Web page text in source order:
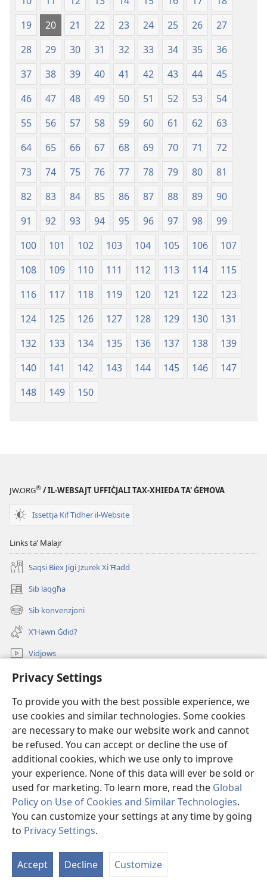
Privacy Settings
To provide you with the best possible experience, we
use cookies and similar technologies. Some cookies
are necessary to make our website work and cannot
be refused. You can accept or decline the use of
additional cookies, which we use only to improve
your experience. None of this data will ever be sold or
used for marketing. To learn more, read the Global
Policy on Use of Cookies and Similar Technologies.
You can customize your settings at any time by going
to Privacy Settings.
Accept Decline Customize
Iskrittura
Mqaddsa
(Reviżjoni
tal-
2013)
Iskrittura
Mqaddsa
(Reviżjoni
tal-
2013)
19
20 21 22 23 24 25 26
27
28
29 30 31 32 33 34 35
36
37
38 39 40 41 42 43 44
45
46
47 48 49 50 51 52 53
54
55
56 57 58 59 60 61 62
63
64
65 66 67 68 69 70 71
72
73
74 75 76 77 78 79 80
81
82
83 84 85 86 87 88 89
90
91
92 93 94 95 96 97 98
99
100
101 102 103 104 105 106
107
108
109 110 111 112 113 114
115
116
117 118 119 120 121 122
123
124
125 126 127 128 129 130
131
132
133 134 135 136 137 138
139
140
141 142 143 144 145 146
147
148
149 150
JW.ORG® / IL-WEBSAJT UFFIĊJALI TAX-XHIEDA TA' ĠEĦOVA
Issettja Kif Tidher il-Website
Links taʼ Malajr
Saqsi Biex Jiġi Jżurek Xi Ħadd
Sib laqgħa
(opens
new
window)
Sib konvenzjoni
(opens
new
window)
X’Hawn Ġdid?
Vidjows
Fittex f’JW.ORG
Donazzjonijiet
(opens
new
window)LIBRERIJA ONLAJN tat-Torri tal-Għassa
(opens
new
window)JW Hub ®
(opens
new
window)
Copyright© 2026 Watch Tower Bible and Tract Society of Pennsylvania.
TERMINI TAL-UŻU|